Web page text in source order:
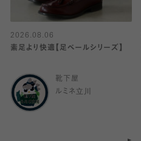
2026.08.06
素足より快適【足ベールシリーズ】
靴下屋
ルミネ立川